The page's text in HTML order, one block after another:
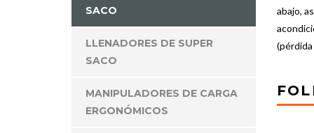
SACO
LLENADORES DE SUPER
SACO
MANIPULADORES DE CARGA
ERGONÓMICOS
abajo,